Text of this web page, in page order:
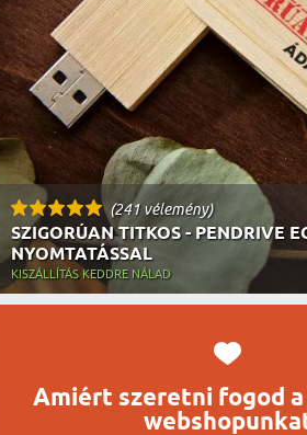
(241 vélemény)
SZIGORÚAN TITKOS - PENDRIVE
NYOMTATÁSSAL
KISZÁLLÍTÁS KEDDRE NÁLAD
Amiért szeretni fogod